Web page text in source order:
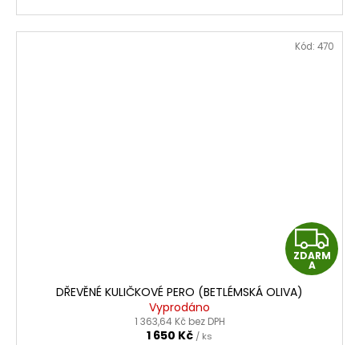
Z
D
ZDARM
A
DŘEVĚNÉ KULIČKOVÉ PERO (BETLÉMSKÁ OLIVA)
Vyprodáno
1 363,64 Kč bez DPH
1 650 Kč / ks
Kód: 470